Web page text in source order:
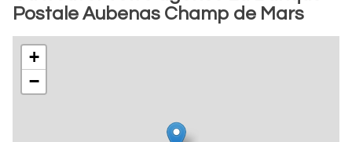
Postale Aubenas Champ de Mars
+
−